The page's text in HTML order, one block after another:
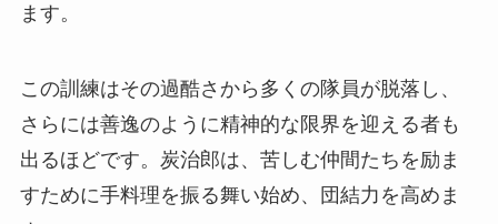
ます。
この訓練はその過酷さから多くの隊員が脱落し、
さらには善逸のように精神的な限界を迎える者も
出るほどです。炭治郎は、苦しむ仲間たちを励ま
すために手料理を振る舞い始め、団結力を高めま